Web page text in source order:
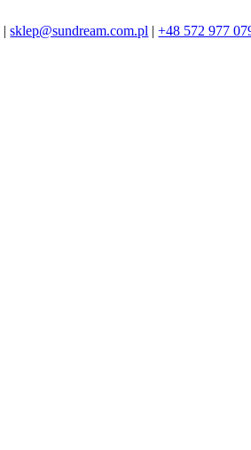
|sklep@sundream.com.pl |+48 572 977